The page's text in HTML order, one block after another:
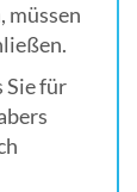
müssen
Sie für